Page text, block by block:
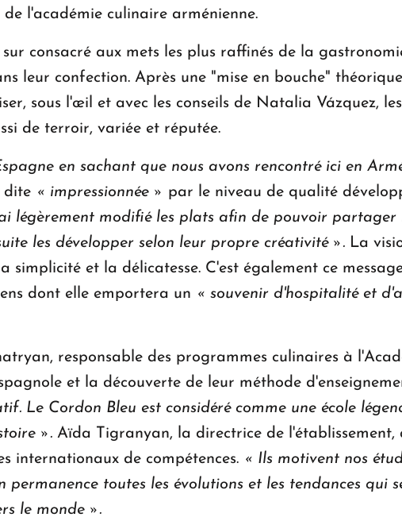
l'académie culinaire arménienne.
consacré aux mets les plus raffinés de la
leur confection. Après une "mise en bouche"
sous l'œil et avec les conseils de Natalia Vázquez,
de terroir, variée et réputée.
en sachant que nous avons rencontré ici en
dite « impressionnée » par le niveau de qualité
légèrement modifié les plats afin de pouvoir partager
les développer selon leur propre créativité ». La
et la délicatesse. C'est également ce
dont elle emportera un « souvenir d'hospitalité et
responsable des programmes culinaires à
et la découverte de leur méthode
Le Cordon Bleu est considéré comme une école
». Aïda Tigranyan, la directrice de
internationaux de compétences. « Ils motivent nos
permanence toutes les évolutions et les tendances qui
le monde ».